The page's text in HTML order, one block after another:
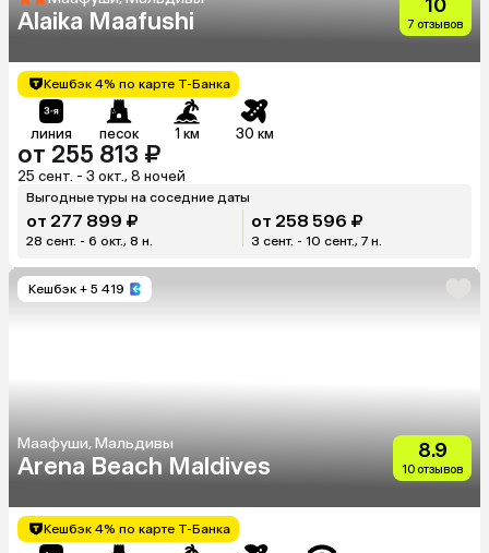
Alaika Maafushi
10
7 отзывов
Кешбэк 4% по карте Т-Банка
линия песок 1 км 30 км
от 255 813 ₽
25 сент. - 3 окт., 8 ночей
Выгодные туры на соседние даты
от 277 899 ₽
28 сент. - 6 окт., 8 н.
от 258 596 ₽
3 сент. - 10 сент., 7 н.
Кешбэк + 5 419
Маафуши, Мальдивы
Arena Beach Maldives
8.9
10 отзывов
Кешбэк 4% по карте Т-Банка